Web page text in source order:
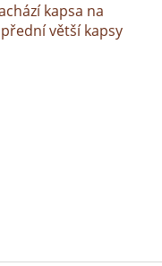
kapsa na
větší kapsy